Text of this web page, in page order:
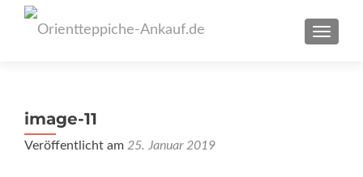
image-11
Veröffentlicht am 25. Januar 2019